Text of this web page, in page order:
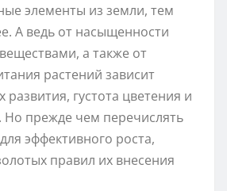
элементы из земли, тем
А ведь от насыщенности
а также от
растений зависит
развития, густота цветения и
прежде чем перечислять
эффективного роста,
правил их внесения